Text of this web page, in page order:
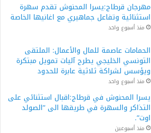
مهرجان قرطاج:يسرا المحنوش تقدم سهرة
استثنائية وتفاعل جماهيري مع اغانيها الخاصة
منذ أسبوع واحد
الحمامات عاصمة للمال والأعمال: الملتقى
التونسي الخليجي يطرح آليات تمويل مبتكرة
ويؤسس لشراكة ثلاثية عابرة للحدود
منذ أسبوع واحد
يسرا المحنوش في قرطاج:اقبال استثنائي على
التذاكر والسهرة في طريقها الى “الصولد
اوت”.
منذ أسبوعين